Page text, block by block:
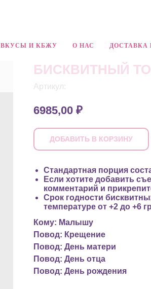
ВКУСЫ И КБЖУ О НАС ДОСТАВКА
БИСКВИТНЫЙ
Артикул:
6985,00 ₽
ДОБАВИТЬ В КОРЗИНУ
Стандартная порция
Если хотите добавить
комментарий и
Срок годности
температуре от +2 до +6
Кому: Малышу
Повод: Крещение
Повод: День матери
Повод: День отца
Повод: День рождения